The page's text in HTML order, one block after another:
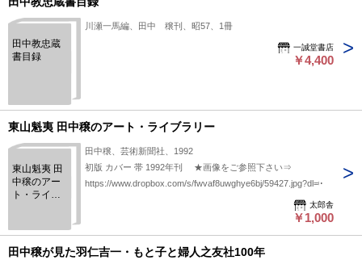
田中教忠蔵
書目録
川瀬一馬編、田中 穣刊、昭57、1冊
一誠堂書店
￥4,400
東山魁夷 田中穣のアート・ライブラリー
東山魁夷 田
中穣のアー
ト・ライブ
田中穣、芸術新聞社、1992
初版 カバー 帯 1992年刊 ★画像をご参照下さい⇒
https://www.dropbox.com/s/fwvaf8uwghye6bj/59427.jpg?dl=0
太郎舎
￥1,000
田中穣が見た羽仁吉一・もと子と婦人之友社100年